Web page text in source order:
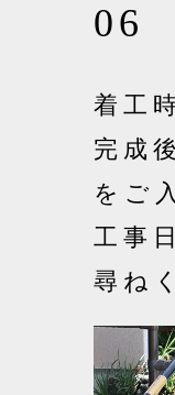
06
着工
完成
をご
工事
尋ね